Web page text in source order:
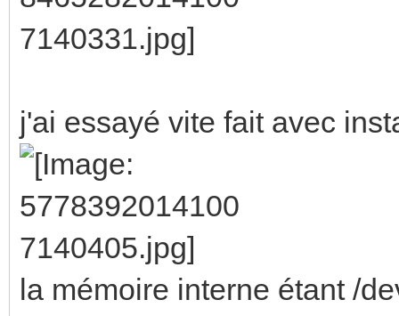
j'ai essayé vite fait avec
la mémoire interne étant /